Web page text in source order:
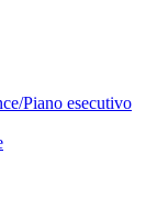
Piano esecutivo